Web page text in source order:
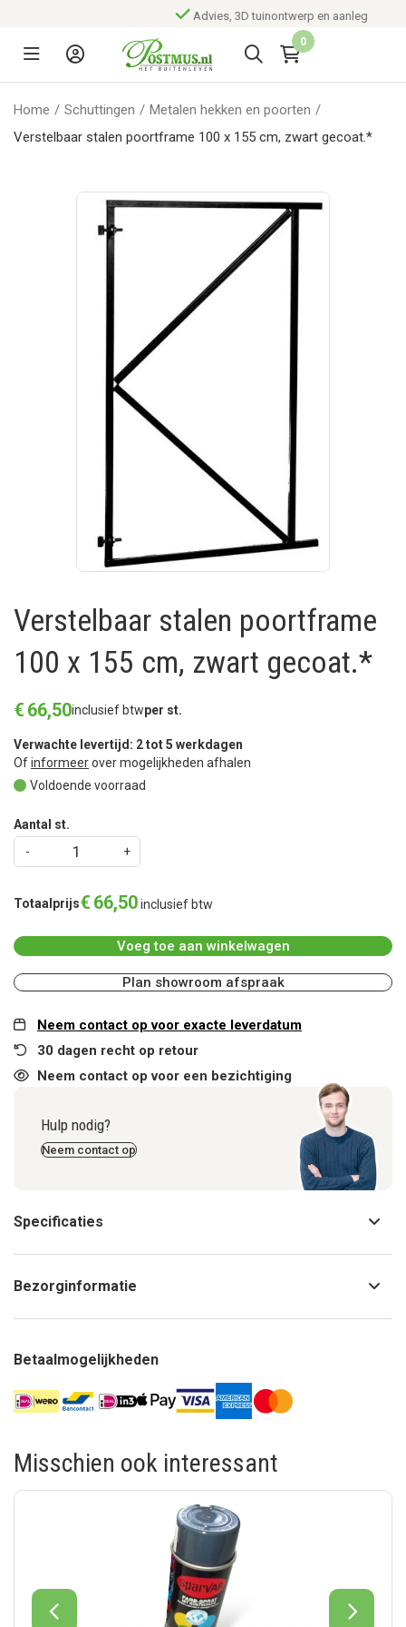
Advies, 3D tuinontwerp en aanleg
0
Home / Schuttingen / Metalen hekken en poorten /
Verstelbaar stalen poortframe 100 x 155 cm, zwart gecoat.*
Verstelbaar stalen poortframe
100 x 155 cm, zwart gecoat.*
€ 66,50inclusief btwper st.
Verwachte levertijd: 2 tot 5 werkdagen
Ofinformeerover mogelijkheden afhalen
Voldoende voorraad
Aantal st.
Totaalprijs€ 66,50inclusief btw
Voeg toe aan winkelwagen
Plan showroom afspraak
Neem contact op voor exacte leverdatum
30 dagen recht op retour
Neem contact op voor een bezichtiging
Hulp nodig?
Neem contact op
Specificaties
Bezorginformatie
Betaalmogelijkheden
Misschien ook interessant